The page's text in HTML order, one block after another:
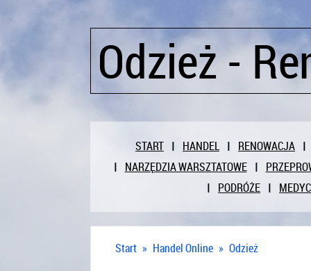
Odzież -
START HANDEL
RENOWACJA
NARZĘDZIA WARSZTATOWE
PODRÓŻE
Start » Handel Online » Odzież